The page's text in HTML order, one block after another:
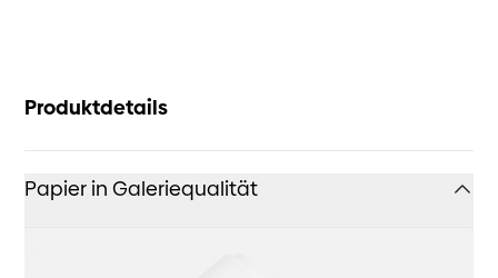
Produktdetails
Papier in Galeriequalität